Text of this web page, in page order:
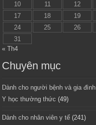
10
11 12
17
18 19
24
25 26
31
« Th4
Chuyên mục
Dành cho người bệnh và gia đình
Y học thường thức (49)
Dành cho nhân viên y tế (241)